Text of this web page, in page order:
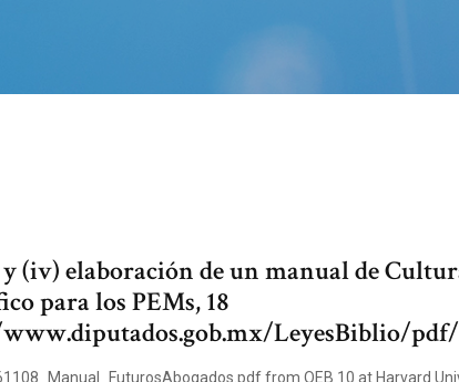
(iv) elaboración de un manual de
para los PEMs, 18
LeyesBiblio/
from OEB 10 at Harvard